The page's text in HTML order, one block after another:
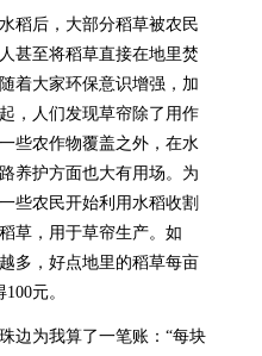
后，大部分稻草被农民
甚至将稻草直接在地里焚
着大家环保意识增强，加
，人们发现草帘除了用作
些农作物覆盖之外，在水
养护方面也大有用场。为
些农民开始利用水稻收割
草，用于草帘生产。如
多，好点地里的稻草每亩
元。
为我算了一笔账：“每块